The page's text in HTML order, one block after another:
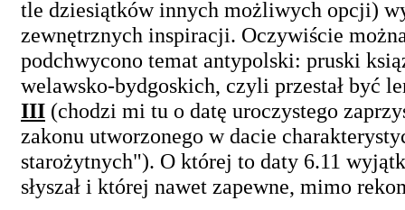
tle dziesiątków innych możliwych opcji)
zewnętrznych inspiracji. Oczywiście
podchwycono temat antypolski: pruski
welawsko-bydgoskich, czyli przestał być
III (chodzi mi tu o datę uroczystego
zakonu utworzonego w dacie
starożytnych"). O której to daty 6.11
słyszał i której nawet zapewne, mimo